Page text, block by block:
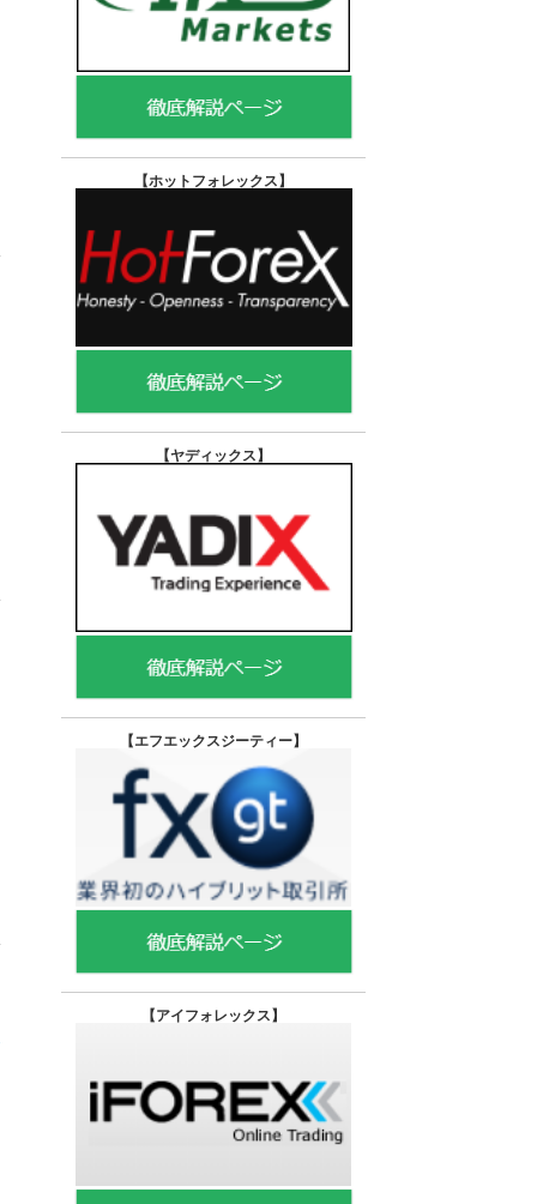
【ホットフォレックス 】
【ヤディックス 】
【エフエックスジーティー】
【アイフォレックス】